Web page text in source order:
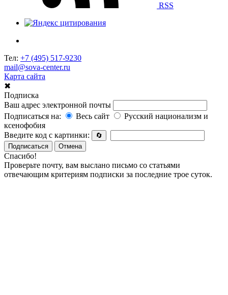
RSS
Тел: +7 (495) 517-9230
mail@sova-center.ru
Карта сайта
✖
Подписка
Ваш адрес электронной почты
Подписаться на:
Весь сайт
Русский национализм и
ксенофобия
Введите код с картинки:
🔄
Подписаться
Отмена
Спасибо!
Проверьте почту, вам выслано письмо со статьями
отвечающим критериям подписки за последние трое суток.